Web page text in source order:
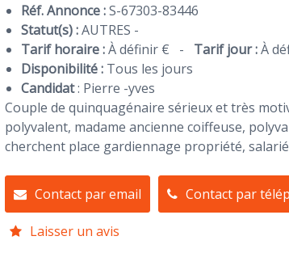
Réf. Annonce :S-67303-83446
Statut(s) :AUTRES -
Tarif horaire :À définir € - Tarif jour :À
Disponibilité :Tous les jours
Candidat: Pierre -yves
Couple de quinquagénaire sérieux et très
polyvalent, madame ancienne coiffeuse,
cherchent place gardiennage propriété,
Contact par email Contact par
Laisser un avis